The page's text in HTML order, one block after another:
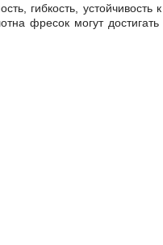
гибкость,
фресок могут